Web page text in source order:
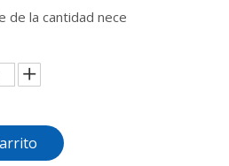
de la cantidad nece